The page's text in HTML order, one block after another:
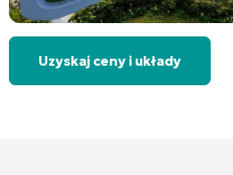
Uzyskaj ceny i układy